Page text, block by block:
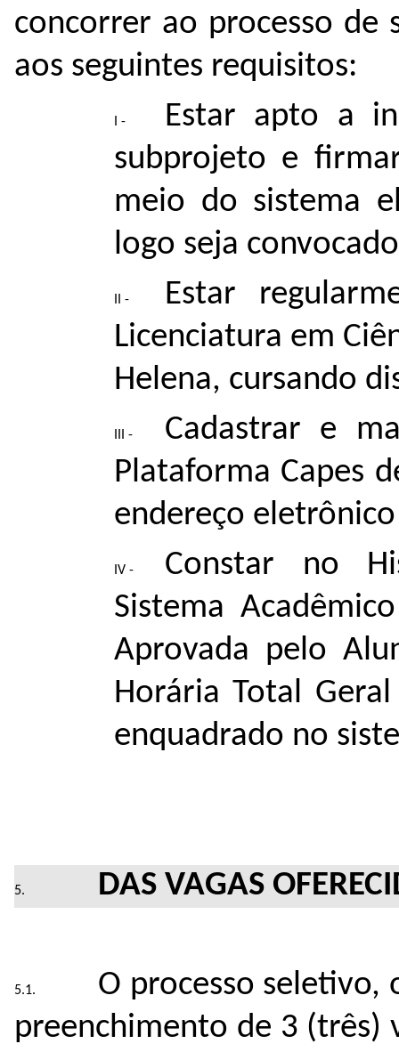
concorrer ao processo de
aos seguintes requisitos:
Estar apto a
subprojeto e
meio do sistema
logo seja
Estar
Licenciatura em
Helena, cursando
Cadastrar e
Plataforma Capes
endereço
Constar no
Sistema
Aprovada pelo
Horária Total
enquadrado no
DAS VAGAS
O processo seletivo,
preenchimento de 3 (três)